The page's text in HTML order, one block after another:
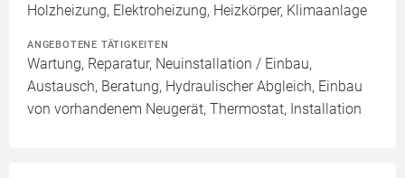
Holzheizung, Elektroheizung, Heizkörper, Klimaanlage
ANGEBOTENE TÄTIGKEITEN
Wartung, Reparatur, Neuinstallation / Einbau,
Austausch, Beratung, Hydraulischer Abgleich, Einbau
von vorhandenem Neugerät, Thermostat, Installation